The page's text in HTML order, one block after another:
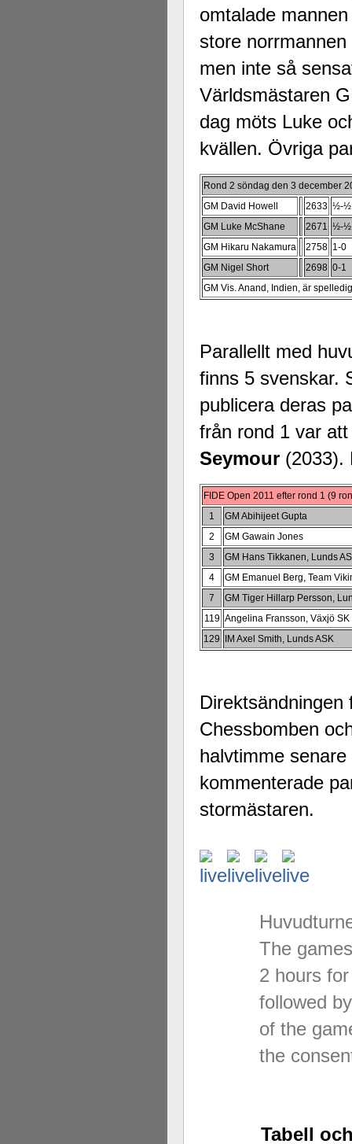
omtalade
store
men inte så
Världsmästaren
dag möts Luke
kvällen. Övriga
Rond 2 söndag den 3 december
GM David Howell
2633 ½-½
GM Luke McShane
2671 ½-½
GM Hikaru Nakamura
2758 1-0
GM Nigel Short
2698 0-1
GM Vis. Anand, Indien, är
Parallellt med
finns 5 svenskar.
publicera deras
från rond 1 var
Seymour (2033).
FIDE Open 2011 efter rond 1 (9
1
GM Abihijeet Gupta
2
GM Gawain Jones
3
GM Hans Tikkanen, Lunds
4
GM Emanuel Berg, Team
7
GM Tiger Hillarp Persson,
119 Angelina Fransson, Växjö SK
129
IM Axel Smith, Lunds ASK
Chessbomben
halvtimme
kommenterade
stormästaren.
The
2 hours
followed
of the
the
Tabell